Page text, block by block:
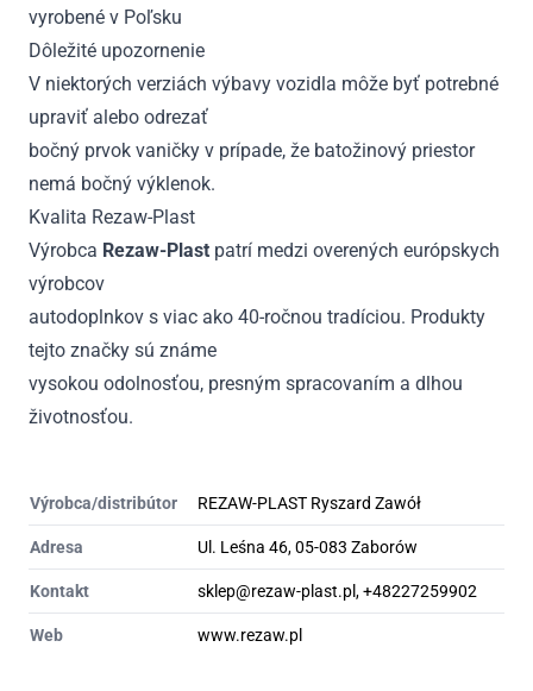
vyrobené v Poľsku
Dôležité upozornenie
V niektorých verziách výbavy vozidla môže byť potrebné
upraviť alebo odrezať
bočný prvok vaničky v prípade, že batožinový priestor
nemá bočný výklenok.
Kvalita Rezaw-Plast
Výrobca Rezaw-Plast patrí medzi overených európskych
výrobcov
autodoplnkov s viac ako 40-ročnou tradíciou. Produkty
tejto značky sú známe
vysokou odolnosťou, presným spracovaním a dlhou
životnosťou.
Výrobca/distribútor REZAW-PLAST Ryszard Zawół
Adresa Ul. Leśna 46, 05-083 Zaborów
Kontakt sklep@rezaw-plast.pl, +48227259902
Web www.rezaw.pl